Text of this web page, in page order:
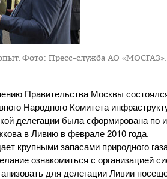
Фото: Пресс-служба АО «МОСГАЗ».
Правительства Москвы
Народного Комитета
делегации была сформирована по
в Ливию в феврале 2010 года.
крупными запасами природного
ознакомиться с организацией
для делегации Ливии